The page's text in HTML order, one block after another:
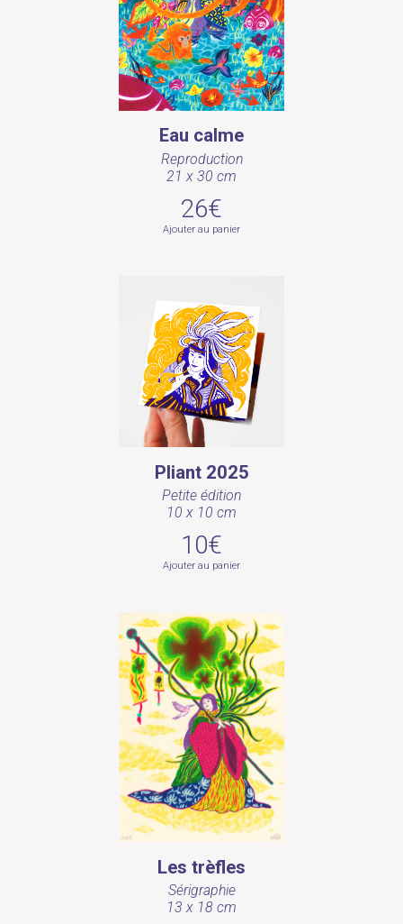
Eau calme
Reproduction
21 x 30 cm
26€
Ajouter au panier
Pliant 2025
Petite édition
10 x 10 cm
10€
Ajouter au panier
Les trèfles
Sérigraphie
13 x 18 cm